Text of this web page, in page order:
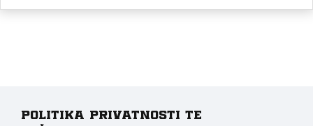
Politika privatnosti te